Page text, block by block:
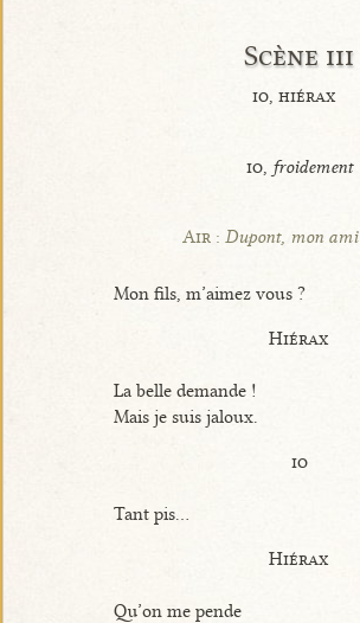
Scène iii
io, hiérax
io, froidement
Air :Dupont, mon ami
Mon fils, m’aimez vous ?
Hiérax
La belle demande !
Mais je suis jaloux.
io
Tant pis...
Hiérax
Qu’on me pende